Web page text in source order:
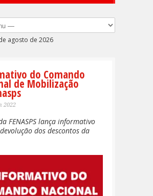
agosto de 2026
do Comando
de Mobilização
2022
FENASPS lança informativo
dos descontos da